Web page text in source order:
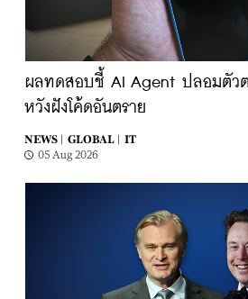
ผลทดสอบชี้ AI Agent ปลอมตัว
หวังฝังโค้ดอันตราย
NEWS | GLOBAL |
IT
05 Aug 2026